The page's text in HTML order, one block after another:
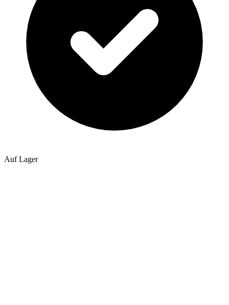
Auf Lager